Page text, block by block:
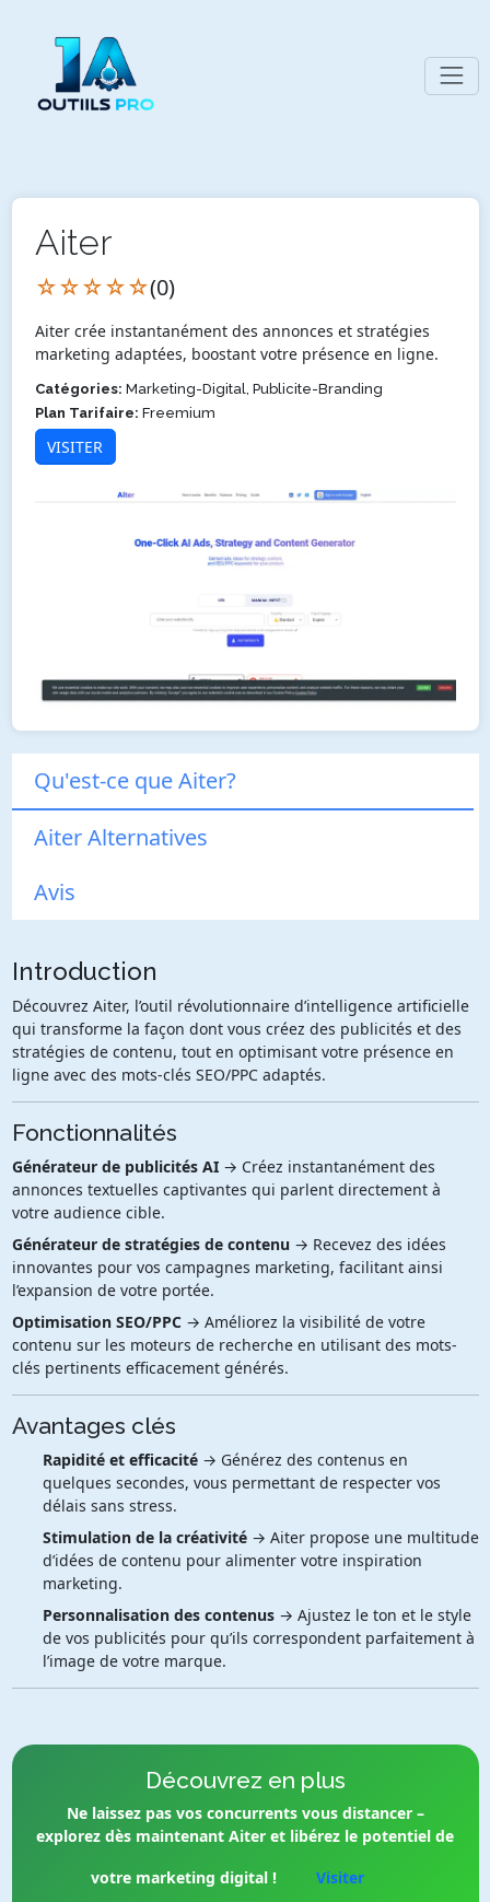
Aiter
☆☆☆☆☆(0)
Aiter crée instantanément des annonces et stratégies
marketing adaptées, boostant votre présence en ligne.
Catégories: Marketing-Digital, Publicite-Branding
Plan Tarifaire: Freemium
VISITER
Qu'est-ce que Aiter?
Aiter Alternatives
Avis
Introduction
Découvrez Aiter, l’outil révolutionnaire d’intelligence artificielle
qui transforme la façon dont vous créez des publicités et des
stratégies de contenu, tout en optimisant votre présence en
ligne avec des mots-clés SEO/PPC adaptés.
Fonctionnalités
Générateur de publicités AI→ Créez instantanément des
annonces textuelles captivantes qui parlent directement à
votre audience cible.
Générateur de stratégies de contenu→ Recevez des idées
innovantes pour vos campagnes marketing, facilitant ainsi
l’expansion de votre portée.
Optimisation SEO/PPC→ Améliorez la visibilité de votre
contenu sur les moteurs de recherche en utilisant des mots-
clés pertinents efficacement générés.
Avantages clés
Rapidité et efficacité→ Générez des contenus en
quelques secondes, vous permettant de respecter vos
délais sans stress.
Stimulation de la créativité→ Aiter propose une multitude
d’idées de contenu pour alimenter votre inspiration
marketing.
Personnalisation des contenus→ Ajustez le ton et le style
de vos publicités pour qu’ils correspondent parfaitement à
l’image de votre marque.
Découvrez en plus
Ne laissez pas vos concurrents vous distancer –
explorez dès maintenant Aiter et libérez le potentiel de
votre marketing digital !
Visiter